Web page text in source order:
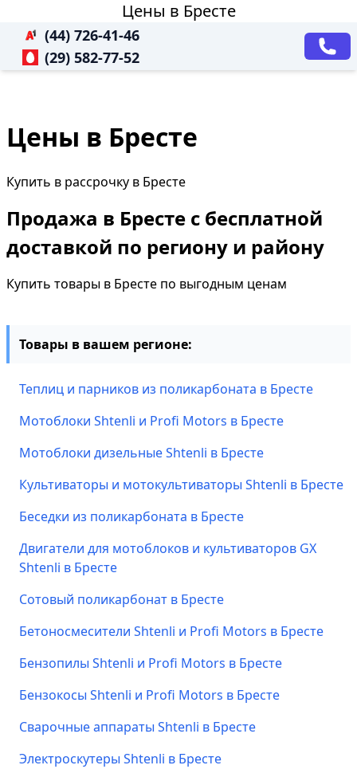
Цены в Бресте
(44) 726-41-46
(29) 582-77-52
Цены в Бресте
Купить в рассрочку в Бресте
Продажа в Бресте с бесплатной
доставкой по региону и району
Купить товары в Бресте по выгодным ценам
Товары в вашем регионе:
Теплиц и парников из поликарбоната в Бресте
Мотоблоки Shtenli и Profi Motors в Бресте
Мотоблоки дизельные Shtenli в Бресте
Культиваторы и мотокультиваторы Shtenli в Бресте
Беседки из поликарбоната в Бресте
Двигатели для мотоблоков и культиваторов GX
Shtenli в Бресте
Сотовый поликарбонат в Бресте
Бетоносмесители Shtenli и Profi Motors в Бресте
Бензопилы Shtenli и Profi Motors в Бресте
Бензокосы Shtenli и Profi Motors в Бресте
Сварочные аппараты Shtenli в Бресте
Электроскутеры Shtenli в Бресте